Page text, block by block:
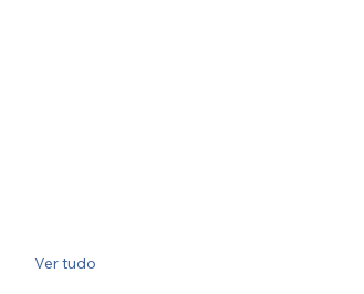
Ver tudo